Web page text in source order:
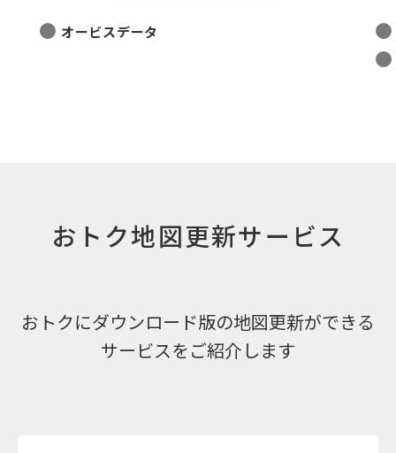
オービスデータ
おトク地図更新サービス
おトクにダウンロード版の地図更新ができる
サービスをご紹介します